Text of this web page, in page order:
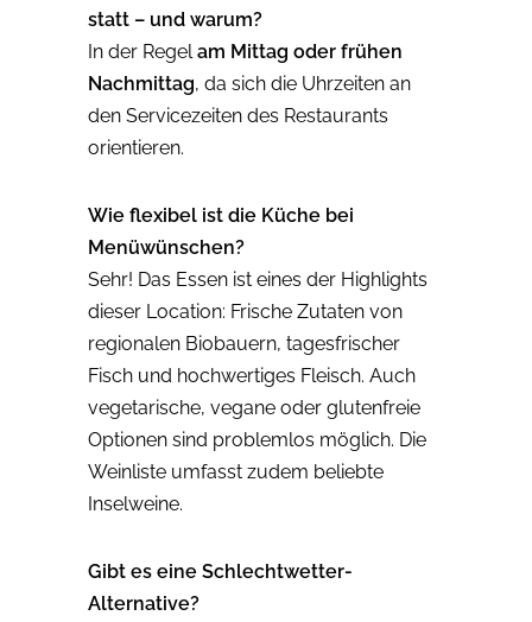
statt – und warum?
In der Regel am Mittag oder frühen
Nachmittag, da sich die Uhrzeiten an
den Servicezeiten des Restaurants
orientieren.
Wie flexibel ist die Küche bei
Menüwünschen?
Sehr! Das Essen ist eines der Highlights
dieser Location: Frische Zutaten von
regionalen Biobauern, tagesfrischer
Fisch und hochwertiges Fleisch. Auch
vegetarische, vegane oder glutenfreie
Optionen sind problemlos möglich. Die
Weinliste umfasst zudem beliebte
Inselweine.
Gibt es eine Schlechtwetter-
Alternative?